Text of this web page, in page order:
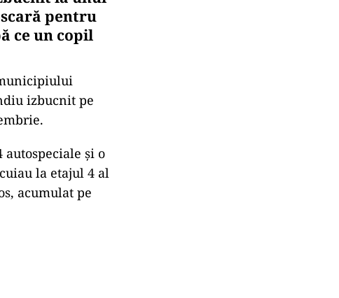
pentru
ce un copil
izbucnit pe
și o
la etajul 4 al
acumulat pe